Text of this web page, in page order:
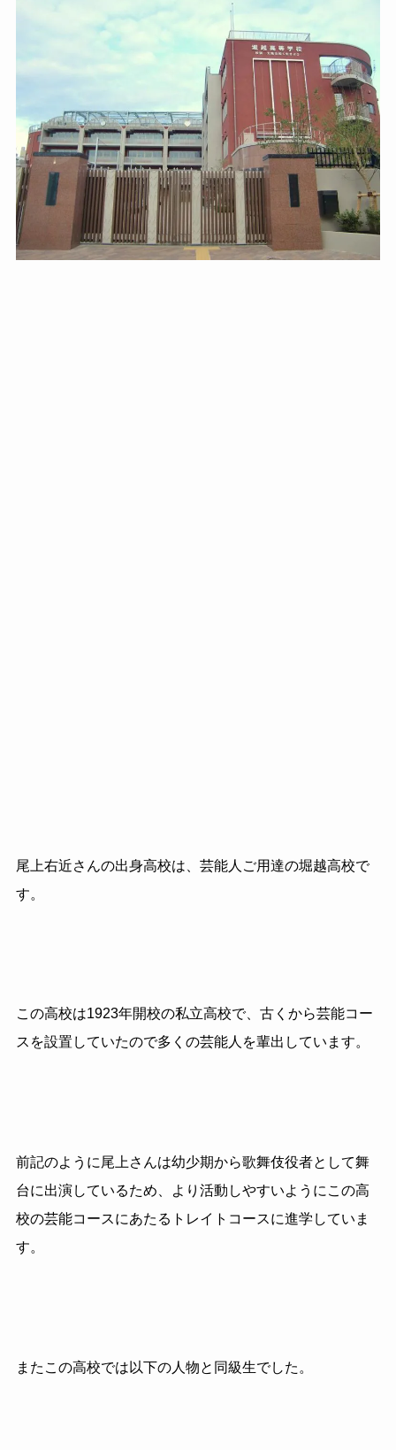
尾上右近さんの出身高校は、芸能人ご用達の堀越高校で
す。
この高校は1923年開校の私立高校で、古くから芸能コー
スを設置していたので多くの芸能人を輩出しています。
前記のように尾上さんは幼少期から歌舞伎役者として舞
台に出演しているため、より活動しやすいようにこの高
校の芸能コースにあたるトレイトコースに進学していま
す。
またこの高校では以下の人物と同級生でした。